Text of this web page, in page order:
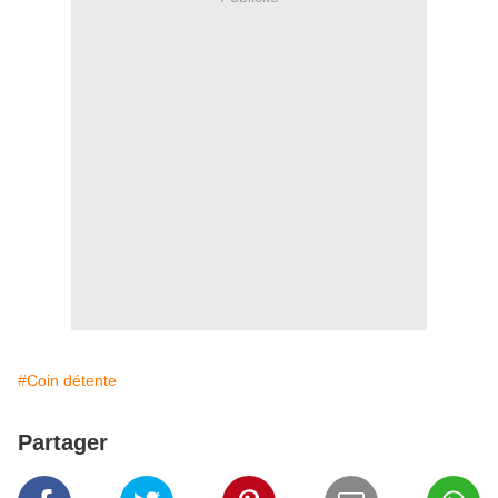
#Coin détente
Partager